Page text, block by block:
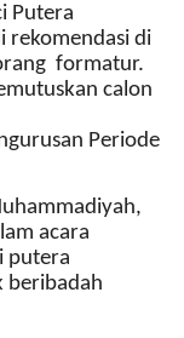
Putera
rekomendasi di
formatur.
calon
Periode
acara
putera
beribadah